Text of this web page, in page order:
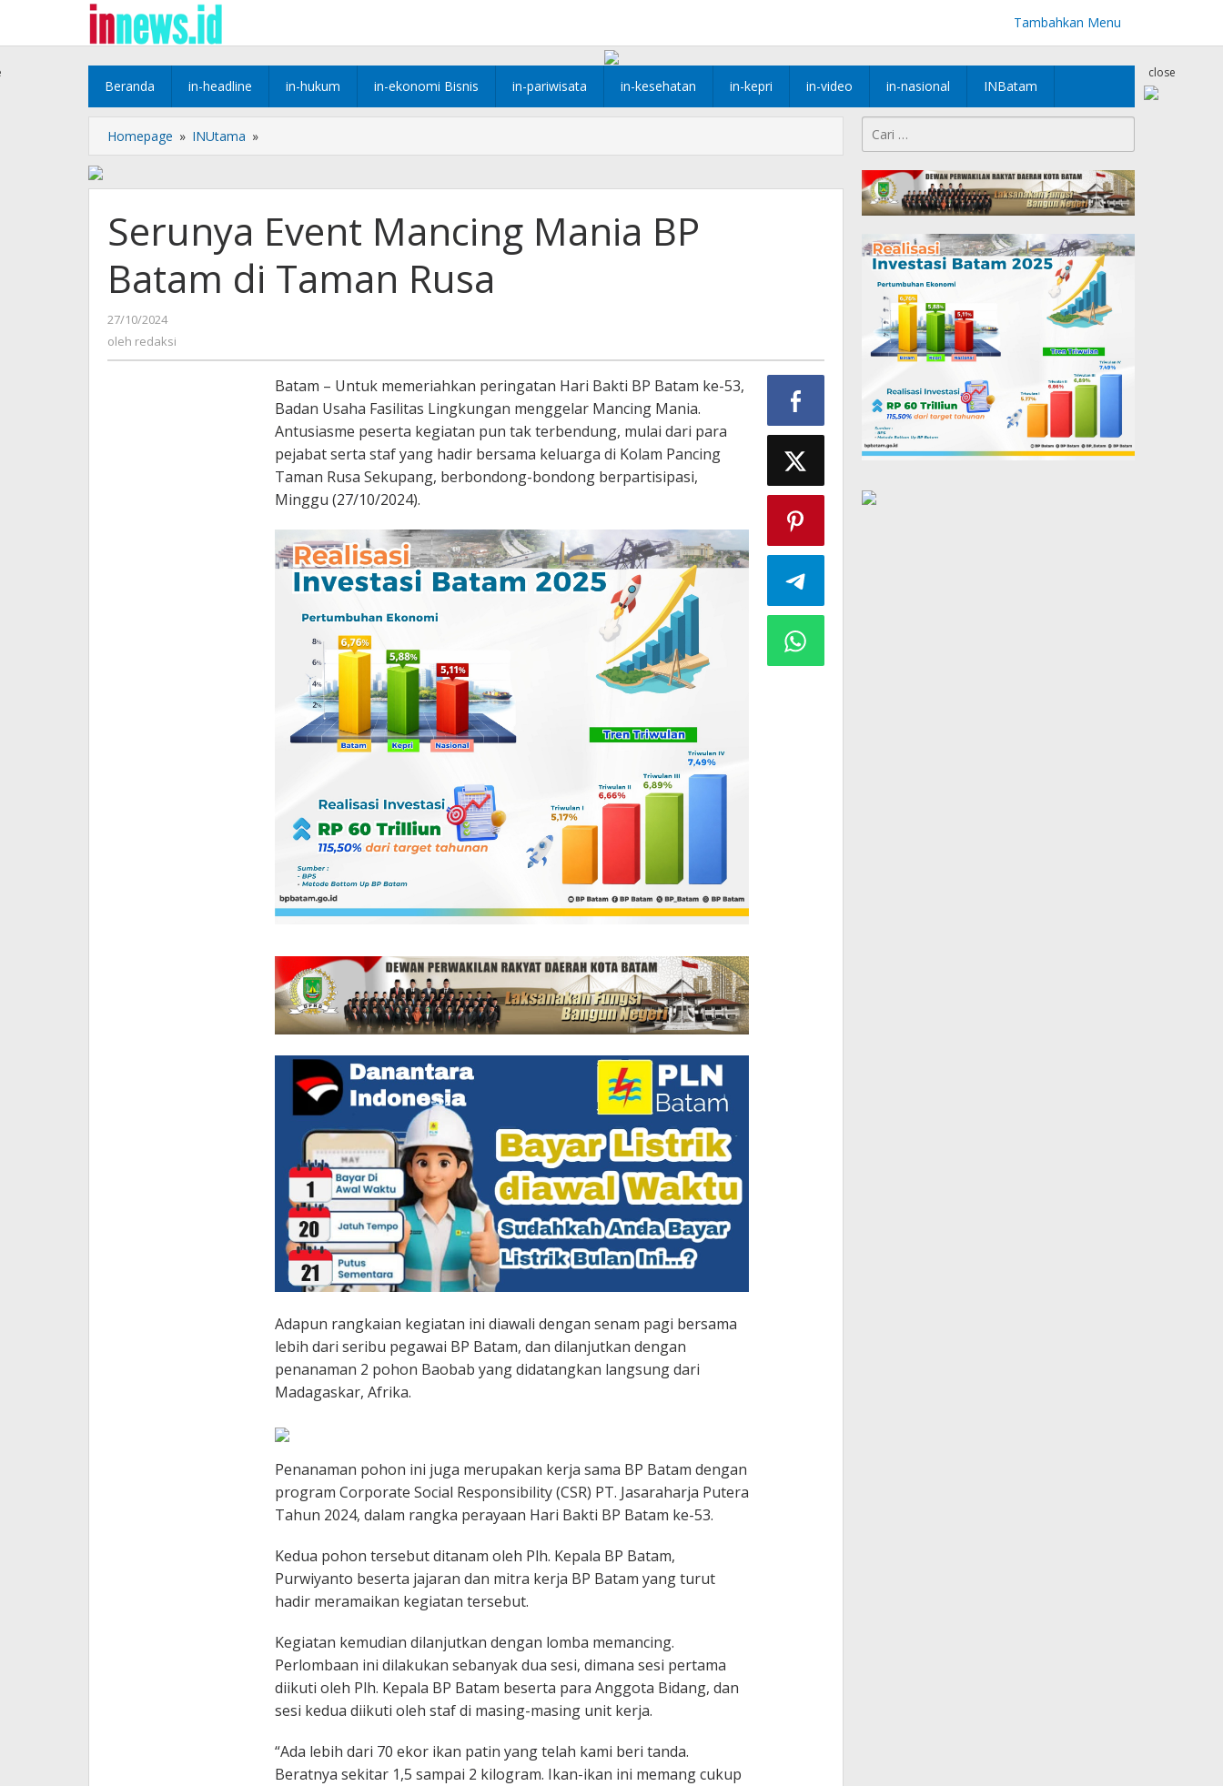
konten
Tambahkan Menu
Beranda in-headline in-hukum in-ekonomi Bisnis in-pariwisata in-kesehatan in-kepri in-video in-nasional INBatam
close
Homepage » INUtama »
Event
Mania
Batam
di
Taman
Serunya Event Mancing Mania BP
Batam di Taman Rusa
27/10/2024
redaksi
oleh redaksi
Batam – ⁠Untuk memeriahkan peringatan Hari Bakti BP Batam ke-53,
Badan Usaha Fasilitas Lingkungan menggelar Mancing Mania.
Antusiasme peserta kegiatan pun tak terbendung, mulai dari para
pejabat serta staf yang hadir bersama keluarga di Kolam Pancing
Taman Rusa Sekupang, berbondong-bondong berpartisipasi,
Minggu (27/10/2024).
Adapun rangkaian kegiatan ini diawali dengan senam pagi bersama
lebih dari seribu pegawai BP Batam, dan dilanjutkan dengan
penanaman 2 pohon Baobab yang didatangkan langsung dari
Madagaskar, Afrika.
Penanaman pohon ini juga merupakan kerja sama BP Batam dengan
program Corporate Social Responsibility (CSR) PT. Jasaraharja Putera
Tahun 2024, dalam rangka perayaan Hari Bakti BP Batam ke-53.
Kedua pohon tersebut ditanam oleh Plh. Kepala BP Batam,
Purwiyanto beserta jajaran dan mitra kerja BP Batam yang turut
hadir meramaikan kegiatan tersebut.
Kegiatan kemudian dilanjutkan dengan lomba memancing.
Perlombaan ini dilakukan sebanyak dua sesi, dimana sesi pertama
diikuti oleh Plh. Kepala BP Batam beserta para Anggota Bidang, dan
sesi kedua diikuti oleh staf di masing-masing unit kerja.
“Ada lebih dari 70 ekor ikan patin yang telah kami beri tanda.
Beratnya sekitar 1,5 sampai 2 kilogram. Ikan-ikan ini memang cukup
untuk: